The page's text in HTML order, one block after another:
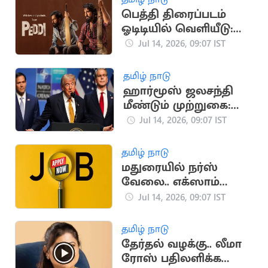
பெத்தி திரைப்படம்
ஓடிடியில் வெளியீடு:
இயக்குநர் புச்சி பாபு
Jul 14, 2026, 09:07 IST
தமிழ் நாடு
ஹார்மூஸ் ஜலசந்தி
மீண்டும் முற்றுகை:
டிரம்ப் அறிவிப்பால்
Jul 14, 2026, 09:07 IST
தமிழ் நாடு
மதுரையில் நர்ஸ்
வேலை.. எக்ஸாம்
கிடையாது
Jul 14, 2026, 09:07 IST
தமிழ் நாடு
தேர்தல் வழக்கு.. லீமா
ரோஸ் பதிலளிக்க